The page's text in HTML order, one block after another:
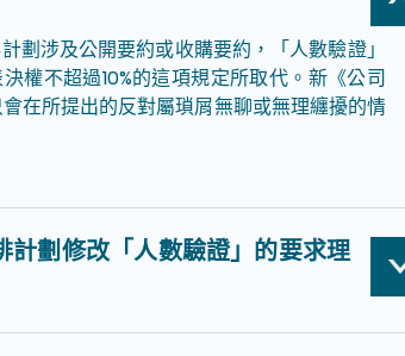
涉及公開要約或收購要約，「人數驗證」
權不超過10%的這項規定所取代。新《公司
在所提出的反對屬瑣屑無聊或無理纏擾的情
劃修改「人數驗證」的要求理